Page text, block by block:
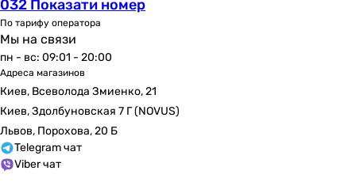
032 Показати номер
По тарифу оператора
Мы на связи
пн - вс: 09:01 - 20:00
Адреса магазинов
Киев, Всеволода Змиенко, 21
Киев, Здолбуновская 7 Г (NOVUS)
Львов, Порохова, 20 Б
Telegram чат
Viber чат